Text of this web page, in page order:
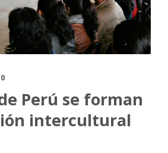
0
Perú se forman
intercultural